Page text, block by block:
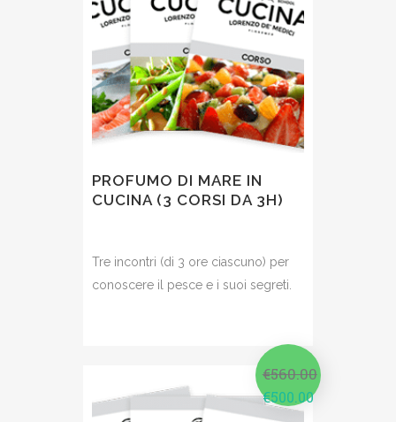
PROFUMO DI MARE IN
CUCINA (3 CORSI DA 3H)
Tre incontri (di 3 ore ciascuno) per
conoscere il pesce e i suoi segreti.
€560.00
€500.00